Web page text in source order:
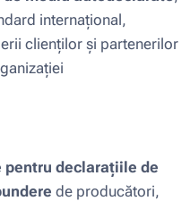
internațional,
clienților și partenerilor
pentru declarațiile de
de producători,